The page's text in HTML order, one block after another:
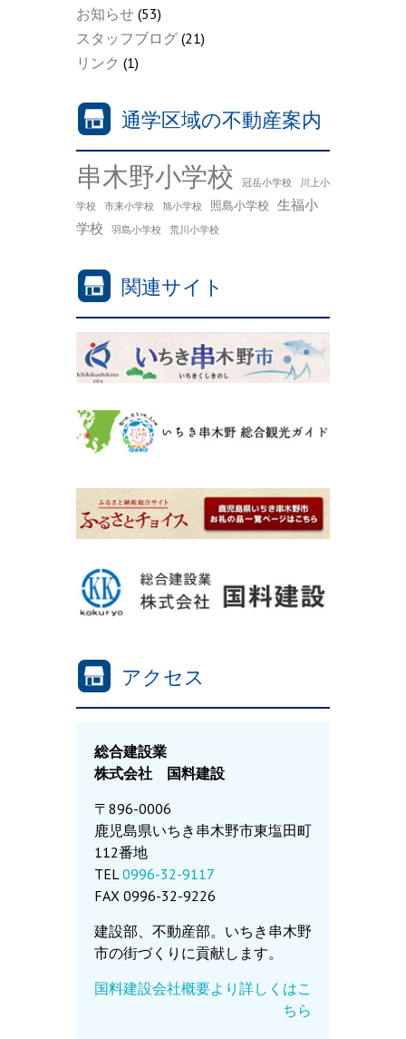
お知らせ (53)
スタッフブログ (21)
リンク (1)
通学区域の不動産案内
串木野小学校 冠岳小学校
川上小
学校
市来小学校 旭小学校 照島小学校 生福小
学校
羽島小学校 荒川小学校
関連サイト
アクセス
総合建設業
株式会社 国料建設
〒896-0006
鹿児島県いちき串木野市東塩田町
112番地
TEL0996-32-9117
FAX 0996-32-9226
建設部、不動産部。いちき串木野
市の街づくりに貢献します。
国料建設会社概要より詳しくはこ
ちら